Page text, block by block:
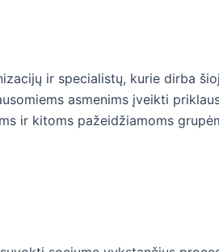
ir specialistų, kurie dirba
asmenims įveikti
ir kitoms pažeidžiamoms